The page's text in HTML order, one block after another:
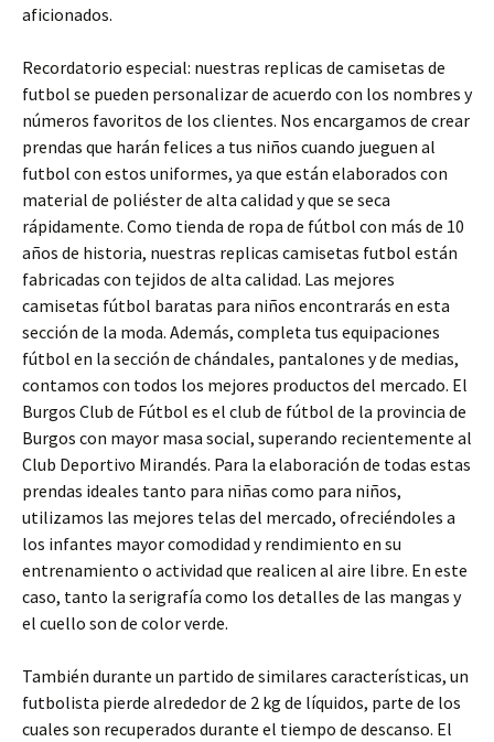
aficionados.
Recordatorio especial: nuestras replicas de camisetas de
futbol se pueden personalizar de acuerdo con los nombres y
números favoritos de los clientes. Nos encargamos de crear
prendas que harán felices a tus niños cuando jueguen al
futbol con estos uniformes, ya que están elaborados con
material de poliéster de alta calidad y que se seca
rápidamente. Como tienda de ropa de fútbol con más de 10
años de historia, nuestras replicas camisetas futbol están
fabricadas con tejidos de alta calidad. Las mejores
camisetas fútbol baratas para niños encontrarás en esta
sección de la moda. Además, completa tus equipaciones
fútbol en la sección de chándales, pantalones y de medias,
contamos con todos los mejores productos del mercado. El
Burgos Club de Fútbol es el club de fútbol de la provincia de
Burgos con mayor masa social, superando recientemente al
Club Deportivo Mirandés. Para la elaboración de todas estas
prendas ideales tanto para niñas como para niños,
utilizamos las mejores telas del mercado, ofreciéndoles a
los infantes mayor comodidad y rendimiento en su
entrenamiento o actividad que realicen al aire libre. En este
caso, tanto la serigrafía como los detalles de las mangas y
el cuello son de color verde.
También durante un partido de similares características, un
futbolista pierde alrededor de 2 kg de líquidos, parte de los
cuales son recuperados durante el tiempo de descanso. El